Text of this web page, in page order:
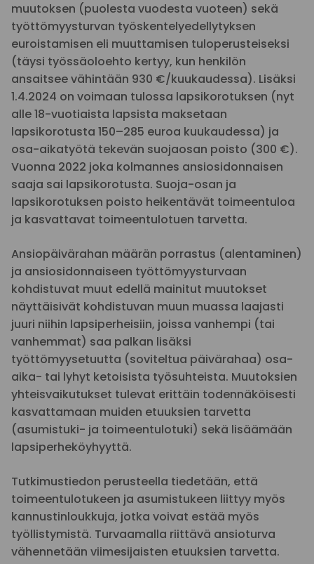
muutoksen (puolesta vuodesta vuoteen) sekä
työttömyysturvan työskentelyedellytyksen
euroistamisen eli muuttamisen tuloperusteiseksi
(täysi työssäoloehto kertyy, kun henkilön
ansaitsee vähintään 930 €/kuukaudessa). Lisäksi
1.4.2024 on voimaan tulossa lapsikorotuksen (nyt
alle 18-vuotiaista lapsista maksetaan
lapsikorotusta 150–285 euroa kuukaudessa) ja
osa-aikatyötä tekevän suojaosan poisto (300 €).
Vuonna 2022 joka kolmannes ansiosidonnaisen
saaja sai lapsikorotusta. Suoja-osan ja
lapsikorotuksen poisto heikentävät toimeentuloa
ja kasvattavat toimeentulotuen tarvetta.
Ansiopäivärahan määrän porrastus (alentaminen)
ja ansiosidonnaiseen työttömyysturvaan
kohdistuvat muut edellä mainitut muutokset
näyttäisivät kohdistuvan muun muassa laajasti
juuri niihin lapsiperheisiin, joissa vanhempi (tai
vanhemmat) saa palkan lisäksi
työttömyysetuutta (soviteltua päivärahaa) osa-
aika- tai lyhyt ketoisista työsuhteista. Muutoksien
yhteisvaikutukset tulevat erittäin todennäköisesti
kasvattamaan muiden etuuksien tarvetta
(asumistuki- ja toimeentulotuki) sekä lisäämään
lapsiperheköyhyyttä.
Tutkimustiedon perusteella tiedetään, että
toimeentulotukeen ja asumistukeen liittyy myös
kannustinloukkuja, jotka voivat estää myös
työllistymistä. Turvaamalla riittävä ansioturva
vähennetään viimesijaisten etuuksien tarvetta.